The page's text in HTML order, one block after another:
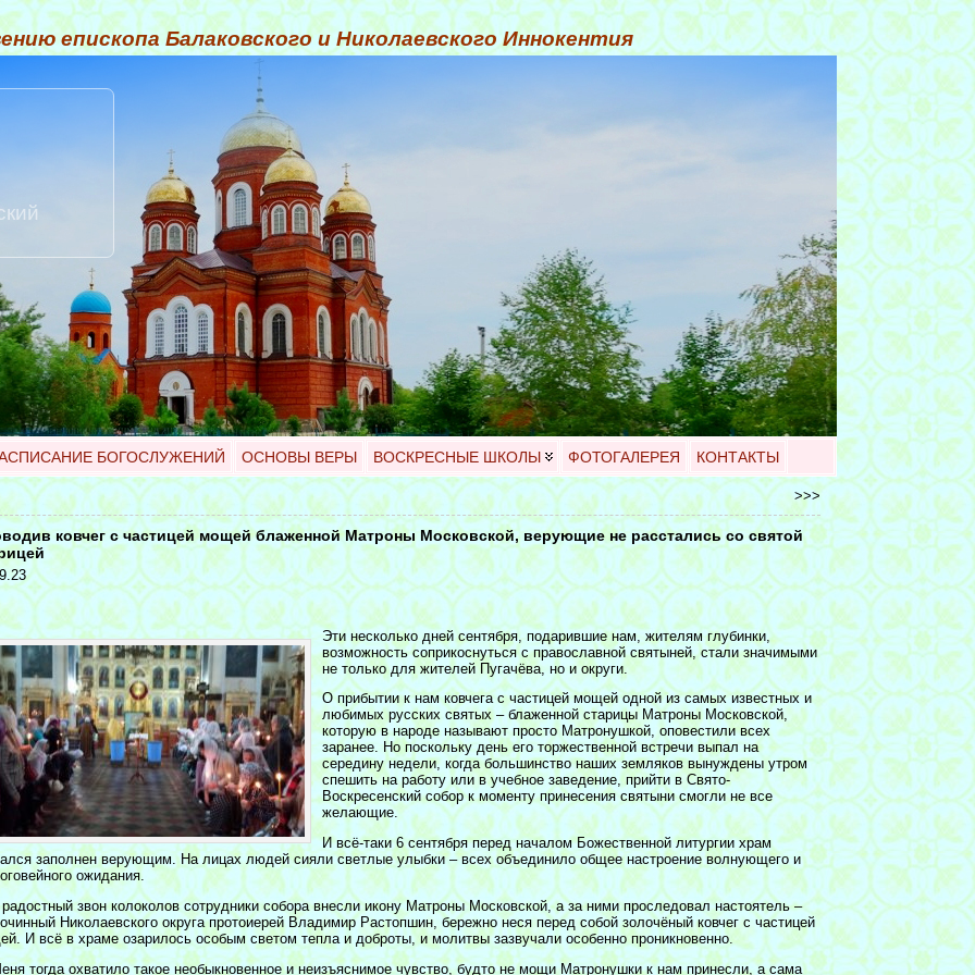
епископа Балаковского и Николаевского Иннокентия
БОГОСЛУЖЕНИЙ ОСНОВЫ ВЕРЫ ВОСКРЕСНЫЕ ШКОЛЫ ФОТОГАЛЕРЕЯ КОНТАКТЫ
>>>
ковчег с частицей мощей блаженной Матроны Московской, верующие не расстались со святой
Эти несколько дней сентября, подарившие нам, жителям глубинки,
возможность соприкоснуться с православной святыней, стали значимыми
не только для жителей Пугачёва, но и округи.
О прибытии к нам ковчега с частицей мощей одной из самых известных и
любимых русских святых – блаженной старицы Матроны Московской,
которую в народе называют просто Матронушкой, оповестили всех
заранее. Но поскольку день его торжественной встречи выпал на
середину недели, когда большинство наших земляков вынуждены утром
спешить на работу или в учебное заведение, прийти в Свято-
Воскресенский собор к моменту принесения святыни смогли не все
желающие.
И всё-таки 6 сентября перед началом Божественной литургии храм
заполнен верующим. На лицах людей сияли светлые улыбки – всех объединило общее настроение волнующего и
ожидания.
звон колоколов сотрудники собора внесли икону Матроны Московской, а за ними проследовал настоятель –
Николаевского округа протоиерей Владимир Растопшин, бережно неся перед собой золочёный ковчег с частицей
И всё в храме озарилось особым светом тепла и доброты, и молитвы зазвучали особенно проникновенно.
тогда охватило такое необыкновенное и неизъяснимое чувство, будто не мощи Матронушки к нам принесли, а сама